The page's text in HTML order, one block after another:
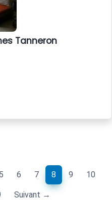
Tanneron
5 6 7 8(current)
9 10
Suivant →